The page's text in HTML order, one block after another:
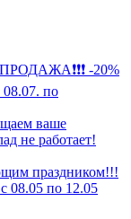
-20%
08.07. по
ваше
не работает!
праздником!!!
08.05 по 12.05